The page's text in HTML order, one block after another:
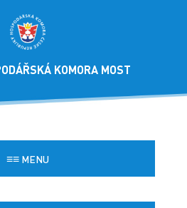
KOMORA MOST
≡≡MENU